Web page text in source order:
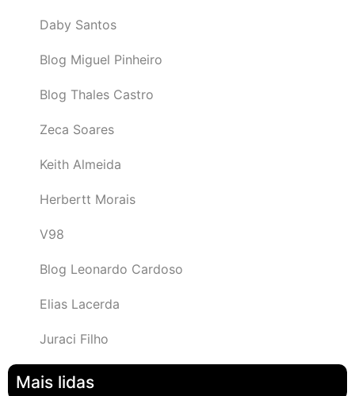
Daby Santos
Blog Miguel Pinheiro
Blog Thales Castro
Zeca Soares
Keith Almeida
Herbertt Morais
V98
Blog Leonardo Cardoso
Elias Lacerda
Juraci Filho
Mais lidas